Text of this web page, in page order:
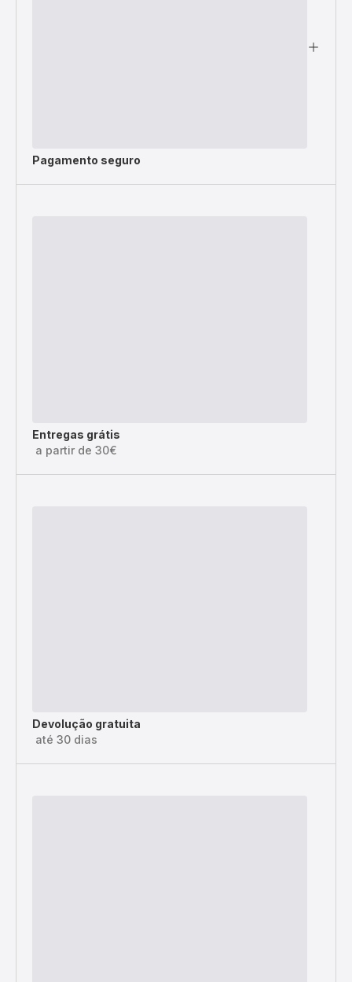
Pagamento seguro
Entregas grátis
a partir de 30€
Devolução gratuita
até 30 dias